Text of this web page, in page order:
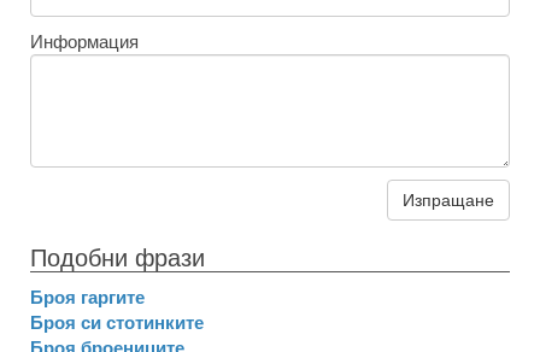
Информация
Изпращане
Подобни фрази
Броя гаргите
Броя си стотинките
Броя броениците